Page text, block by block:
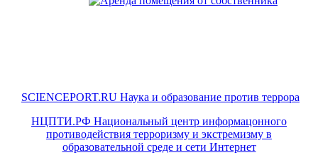
SCIENCEPORT.RU Наука и образование против террора
НЦПТИ.РФ Национальный центр информацонного
противодействия терроризму и экстремизму в
образовательной среде и сети Интернет